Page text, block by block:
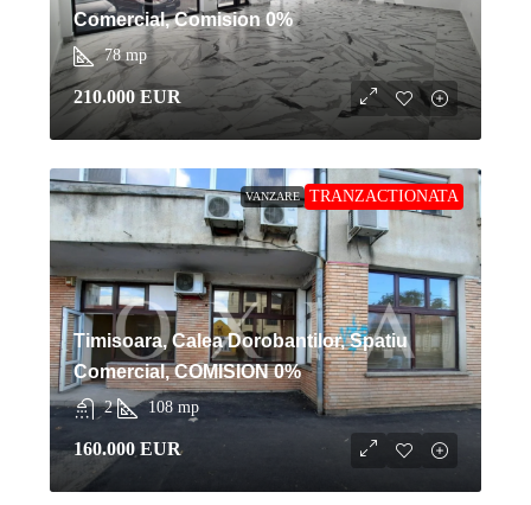
Comercial, Comision 0%
78 mp
210.000 EUR
VANZARE TRANZACTIONATA
Timisoara, Calea Dorobantilor, Spatiu
Comercial, COMISION 0%
2 108 mp
160.000 EUR